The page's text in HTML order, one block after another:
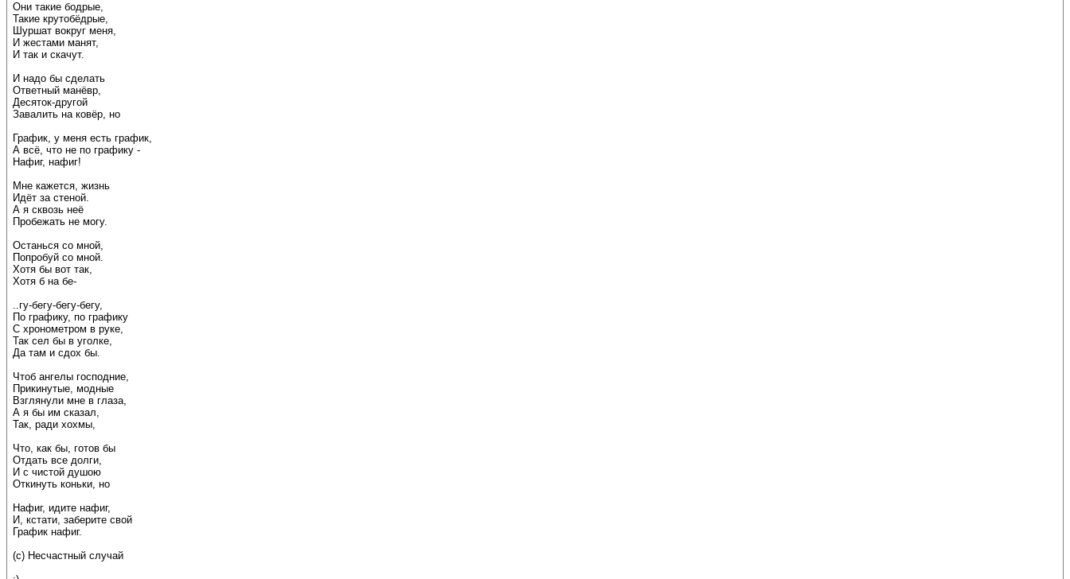
Они такие бодрые,
Такие крутобёдрые,
Шуршат вокруг меня,
И жестами манят,
И так и скачут.
И надо бы сделать
Ответный манёвр,
Десяток-другой
Завалить на ковёр, но
График, у меня есть график,
А всё, что не по графику -
Нафиг, нафиг!
Мне кажется, жизнь
Идёт за стеной.
А я сквозь неё
Пробежать не могу.
Останься со мной,
Попробуй со мной.
Хотя бы вот так,
Хотя б на бе-
..гу-бегу-бегу-бегу,
По графику, по графику
С хронометром в руке,
Так сел бы в уголке,
Да там и сдох бы.
Чтоб ангелы господние,
Прикинутые, модные
Взглянули мне в глаза,
А я бы им сказал,
Так, ради хохмы,
Что, как бы, готов бы
Отдать все долги,
И с чистой душою
Откинуть коньки, но
Нафиг, идите нафиг,
И, кстати, заберите свой
График нафиг.
(с) Несчастный случай